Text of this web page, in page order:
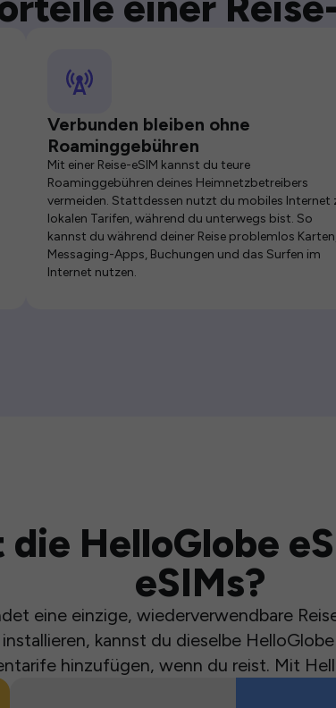
Verbunden bleiben ohne
Roaminggebühren
Mit einer Reise-eSIM kannst du teure
Roaminggebühren deines Heimnetzbetreibers
vermeiden. Stattdessen nutzt du mobiles Internet
lokalen Tarifen, während du unterwegs bist. So
kannst du während deiner Reise problemlos
Messaging-Apps, Buchungen und das Surfen im
Internet nutzen.
HelloGlobe
eSIMs?
eine einzige, wiederverwendbare
kannst du dieselbe
hinzufügen, wenn du reist. Mit